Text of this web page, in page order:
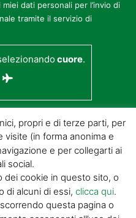
dati personali per l’invio di
tramite il servizio di
cuore.
S.R.L. | P.IVA
14 – 51100 LOC.
propri e di terze parti, per
visite (in forma anonima e
e per collegarti ai
social.
dei cookie in questo sito, o
di alcuni di essi, clicca qui.
questa pagina o